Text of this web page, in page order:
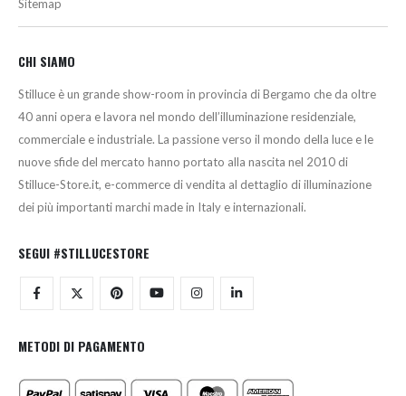
Sitemap
CHI SIAMO
Stilluce è un grande show-room in provincia di Bergamo che da oltre
40 anni opera e lavora nel mondo dell’illuminazione residenziale,
commerciale e industriale. La passione verso il mondo della luce e le
nuove sfide del mercato hanno portato alla nascita nel 2010 di
Stilluce-Store.it, e-commerce di vendita al dettaglio di illuminazione
dei più importanti marchi made in Italy e internazionali.
SEGUI #STILLUCESTORE
METODI DI PAGAMENTO